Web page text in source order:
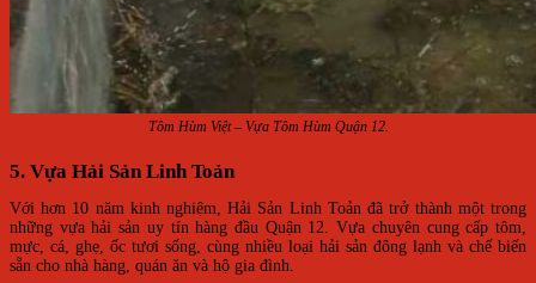
Tôm Hùm Việt – Vựa Tôm Hùm Quận 12.
5. Vựa Hải Sản Linh Toản
Với hơn 10 năm kinh nghiệm, Hải Sản Linh Toản đã trở thành một trong
những vựa hải sản uy tín hàng đầu Quận 12. Vựa chuyên cung cấp tôm,
mực, cá, ghẹ, ốc tươi sống, cùng nhiều loại hải sản đông lạnh và chế biến
sẵn cho nhà hàng, quán ăn và hộ gia đình.